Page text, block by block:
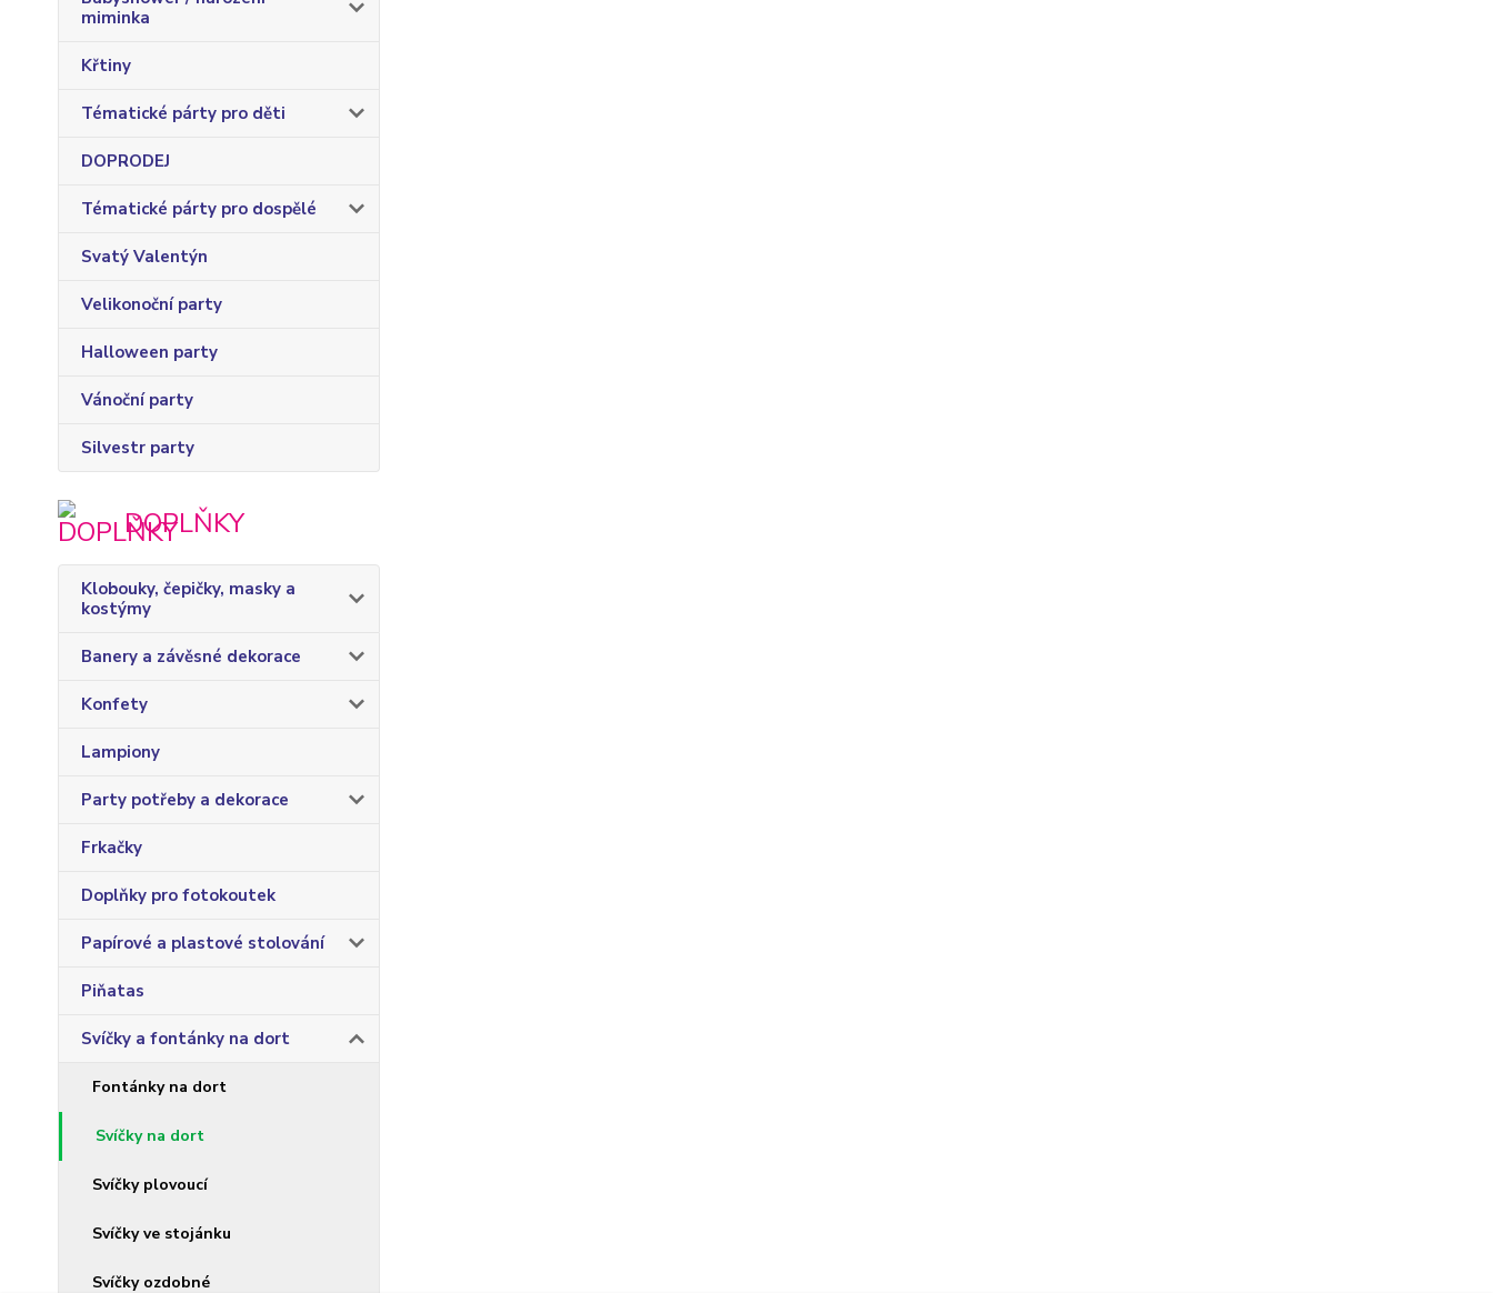
miminka
Křtiny
Tématické párty pro děti
DOPRODEJ
Tématické párty pro dospělé
Svatý Valentýn
Velikonoční party
Halloween party
Vánoční party
Silvestr party
DOPLŇKY
Klobouky, čepičky, masky a
kostýmy
Banery a závěsné dekorace
Konfety
Lampiony
Party potřeby a dekorace
Frkačky
Doplňky pro fotokoutek
Papírové a plastové stolování
Piňatas
Svíčky a fontánky na dort
Fontánky na dort
Svíčky na dort
Svíčky plovoucí
Svíčky ve stojánku
Svíčky ozdobné